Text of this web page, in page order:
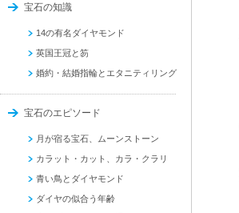
宝石の知識
14の有名ダイヤモンド
英国王冠と笏
婚約・結婚指輪とエタニティリング
宝石のエピソード
月が宿る宝石、ムーンストーン
カラット・カット、カラ・クラリ
青い鳥とダイヤモンド
ダイヤの似合う年齢